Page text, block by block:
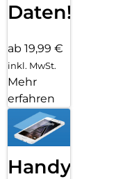
Daten!
ab 19,99 €
inkl. MwSt.
Mehr
erfahren
Handy